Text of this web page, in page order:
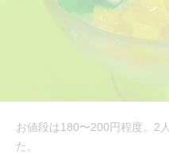
お値段は180〜200円程度。2
た。